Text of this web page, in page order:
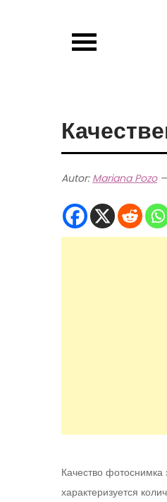
Autor: Mariana Pozo—
Качество фотоснимка
характеризуется